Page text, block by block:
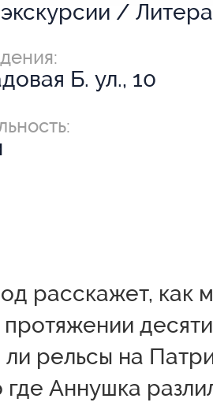
Б. ул., 10
расскажет, как
ли рельсы на
где Аннушка